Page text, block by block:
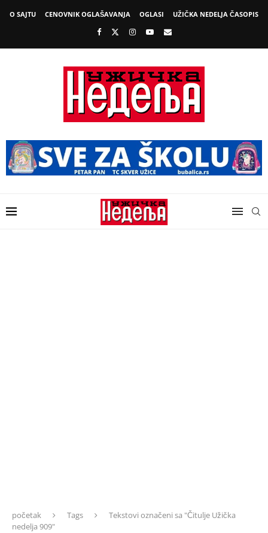
O SAJTU CENOVNIK OGLAŠAVANJA OGLASI UŽIČKA NEDELJA ČASOPIS
početak Tags
Tekstovi označeni sa "Čitulje Užička
nedelja 909"